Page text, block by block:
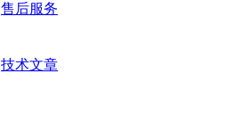
售后服务
技术文章